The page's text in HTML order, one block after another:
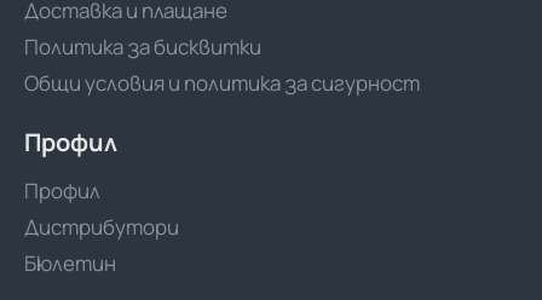
Доставка и плащане
Политика за бисквитки
Общи условия и политика за сигурност
Профил
Профил
Дистрибутори
Бюлетин